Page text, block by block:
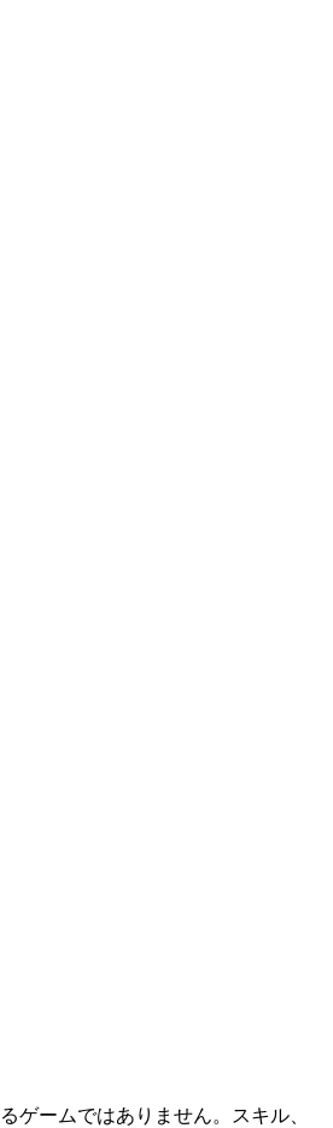
ゲームではありません。スキル、